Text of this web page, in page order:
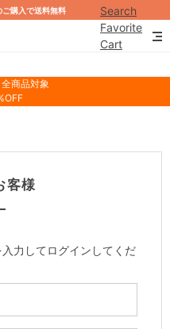
ご購入で送料無料
Search
Favorite
Cart
全商品対象
客様
力してログインしてくだ